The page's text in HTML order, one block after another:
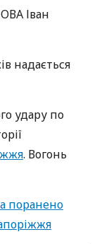
Іван
надається
удару по
. Вогонь
поранено